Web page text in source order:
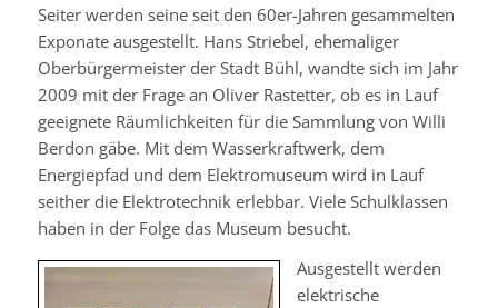
Seiter werden seine seit den 60er-Jahren gesammelten
Exponate ausgestellt. Hans Striebel, ehemaliger
Oberbürgermeister der Stadt Bühl, wandte sich im Jahr
2009 mit der Frage an Oliver Rastetter, ob es in Lauf
geeignete Räumlichkeiten für die Sammlung von Willi
Berdon gäbe. Mit dem Wasserkraftwerk, dem
Energiepfad und dem Elektromuseum wird in Lauf
seither die Elektrotechnik erlebbar. Viele Schulklassen
haben in der Folge das Museum besucht.
Ausgestellt werden
elektrische